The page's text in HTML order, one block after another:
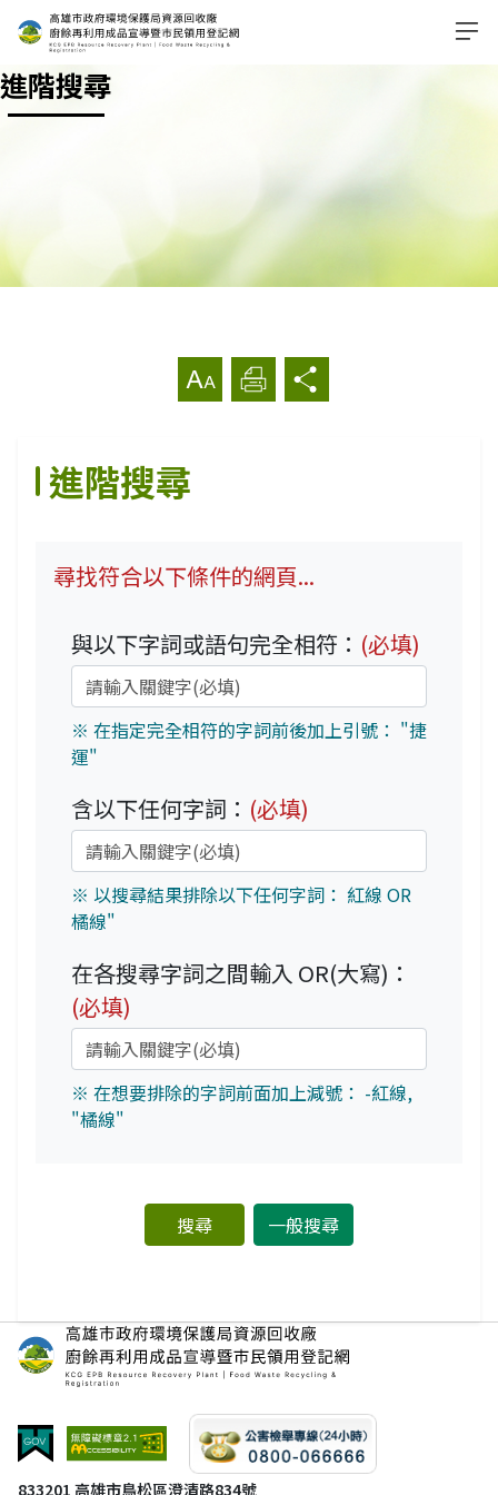
進階搜尋
放大字級
列印 分享
進階搜尋
尋找符合以下條件的網頁...
與以下字詞或語句完全相符： (必填)
※ 在指定完全相符的字詞前後加上引號： "捷
運"
含以下任何字詞： (必填)
※ 以搜尋結果排除以下任何字詞： 紅線 OR
橘線"
在各搜尋字詞之間輸入 OR(大寫)：
(必填)
※ 在想要排除的字詞前面加上減號： -紅線,
"橘線"
一般搜尋
833201 高雄市鳥松區澄清路834號